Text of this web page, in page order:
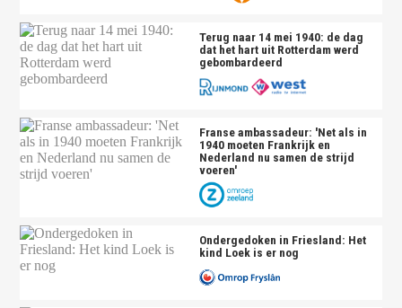
Terug naar 14 mei 1940: de dag
dat het hart uit Rotterdam werd
gebombardeerd
Franse ambassadeur: 'Net als in
1940 moeten Frankrijk en
Nederland nu samen de strijd
voeren'
Ondergedoken in Friesland: Het
kind Loek is er nog